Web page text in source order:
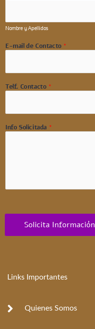
Nombre y Apellidos
E-mail de Contacto *
Telf. Contacto *
Info Solicitada *
Solicita Información
Links Importantes
Quienes Somos